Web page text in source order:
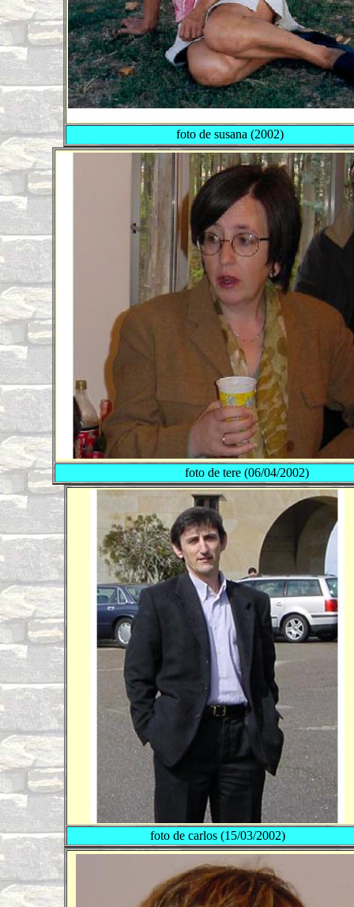
foto de susana (2002)
foto de tere (06/04/2002)
foto de carlos (15/03/2002)